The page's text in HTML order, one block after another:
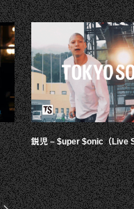
鋭児 – $uper $onic（Live